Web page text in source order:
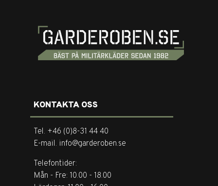
KONTAKTA OSS
Tel. +46 (0)8-31 44 40
E-mail. info@garderoben.se
Telefontider:
Mån - Fre: 10.00 - 18.00